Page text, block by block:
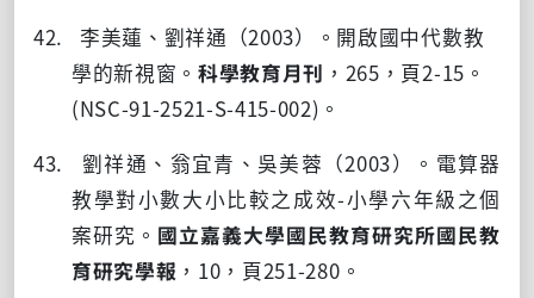
42. 李美蓮、劉祥通（2003）。開啟國中代數教
學的新視窗。科學教育月刊 ， 265 ，頁2-15 。
(NSC-91-2521-S-415-002) 。
43. 劉祥通、翁宜青、吳美蓉（2003）。電算器
教學對小數大小比較之成效-小學六年級之個
案研究。 國立嘉義大學國民教育研究所國民教
育研究學報 ， 10 ，頁251-280 。